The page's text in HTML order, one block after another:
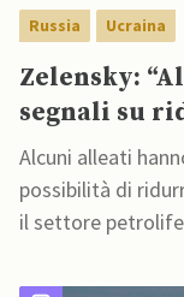
Russia Ucraina
Zelensky:
segnali su
giacimenti
Alcuni alleati
possibilità di
il settore